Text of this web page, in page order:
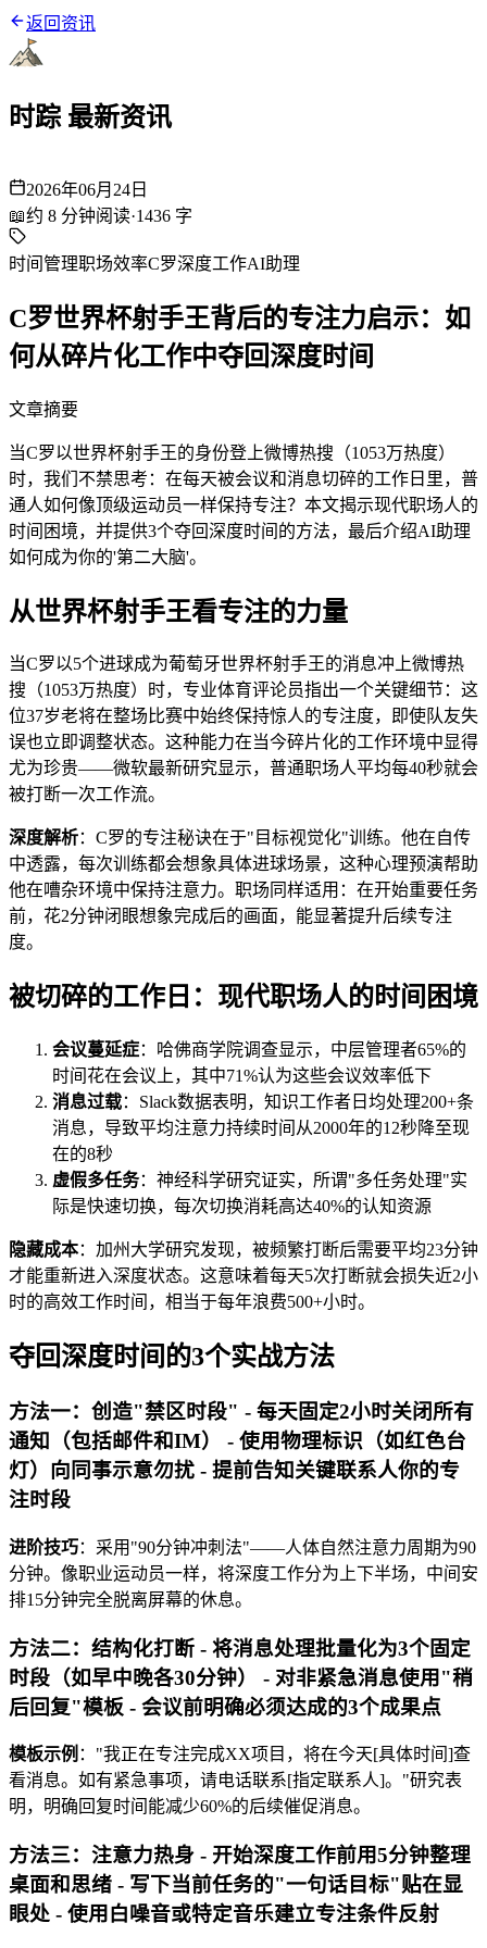
返回资讯
时踪 最新资讯
2026年06月24日
📖约 8 分钟阅读·1436 字
时间管理职场效率C罗深度工作AI助理
C罗世界杯射手王背后的专注力启示：如
何从碎片化工作中夺回深度时间
文章摘要
当C罗以世界杯射手王的身份登上微博热搜（1053万热度）
时，我们不禁思考：在每天被会议和消息切碎的工作日里，普
通人如何像顶级运动员一样保持专注？本文揭示现代职场人的
时间困境，并提供3个夺回深度时间的方法，最后介绍AI助理
如何成为你的'第二大脑'。
从世界杯射手王看专注的力量
当C罗以5个进球成为葡萄牙世界杯射手王的消息冲上微博热
搜（1053万热度）时，专业体育评论员指出一个关键细节：这
位37岁老将在整场比赛中始终保持惊人的专注度，即使队友失
误也立即调整状态。这种能力在当今碎片化的工作环境中显得
尤为珍贵——微软最新研究显示，普通职场人平均每40秒就会
被打断一次工作流。
深度解析：C罗的专注秘诀在于"目标视觉化"训练。他在自传
中透露，每次训练都会想象具体进球场景，这种心理预演帮助
他在嘈杂环境中保持注意力。职场同样适用：在开始重要任务
前，花2分钟闭眼想象完成后的画面，能显著提升后续专注
度。
被切碎的工作日：现代职场人的时间困境
会议蔓延症：哈佛商学院调查显示，中层管理者65%的
时间花在会议上，其中71%认为这些会议效率低下
消息过载：Slack数据表明，知识工作者日均处理200+条
消息，导致平均注意力持续时间从2000年的12秒降至现
在的8秒
虚假多任务：神经科学研究证实，所谓"多任务处理"实
际是快速切换，每次切换消耗高达40%的认知资源
隐藏成本：加州大学研究发现，被频繁打断后需要平均23分钟
才能重新进入深度状态。这意味着每天5次打断就会损失近2小
时的高效工作时间，相当于每年浪费500+小时。
夺回深度时间的3个实战方法
方法一：创造"禁区时段" - 每天固定2小时关闭所有
通知（包括邮件和IM） - 使用物理标识（如红色台
灯）向同事示意勿扰 - 提前告知关键联系人你的专
注时段
进阶技巧：采用"90分钟冲刺法"——人体自然注意力周期为90
分钟。像职业运动员一样，将深度工作分为上下半场，中间安
排15分钟完全脱离屏幕的休息。
方法二：结构化打断 - 将消息处理批量化为3个固定
时段（如早中晚各30分钟） - 对非紧急消息使用"稍
后回复"模板 - 会议前明确必须达成的3个成果点
模板示例 ："我正在专注完成XX项目，将在今天[具体时间]查
看消息。如有紧急事项，请电话联系[指定联系人]。"研究表
明，明确回复时间能减少60%的后续催促消息。
方法三：注意力热身 - 开始深度工作前用5分钟整理
桌面和思绪 - 写下当前任务的"一句话目标"贴在显
眼处 - 使用白噪音或特定音乐建立专注条件反射